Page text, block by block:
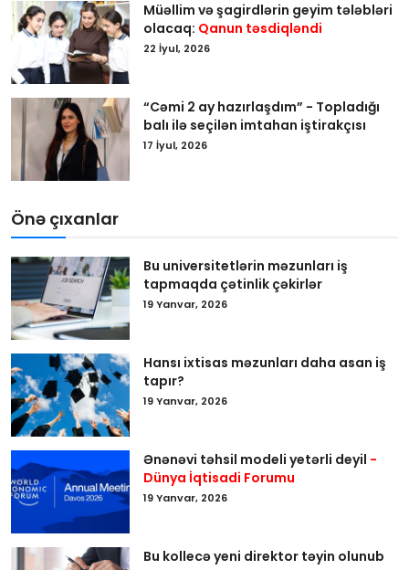
Müəllim və şagirdlərin geyim tələbləri
olacaq: Qanun təsdiqləndi
22 İyul, 2026
“Cəmi 2 ay hazırlaşdım” - Topladığı
balı ilə seçilən imtahan iştirakçısı
17 İyul, 2026
Önə çıxanlar
Bu universitetlərin məzunları iş
tapmaqda çətinlik çəkirlər
19 Yanvar, 2026
Hansı ixtisas məzunları daha asan iş
tapır?
19 Yanvar, 2026
Ənənəvi təhsil modeli yetərli deyil -
Dünya İqtisadi Forumu
19 Yanvar, 2026
Bu kollecə yeni direktor təyin olunub